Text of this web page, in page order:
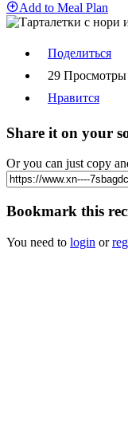
Add to Meal Plan
Поделиться
29 Просмотры
Нравится
Share it on your
Or you can just copy
Bookmark this
You need to login or